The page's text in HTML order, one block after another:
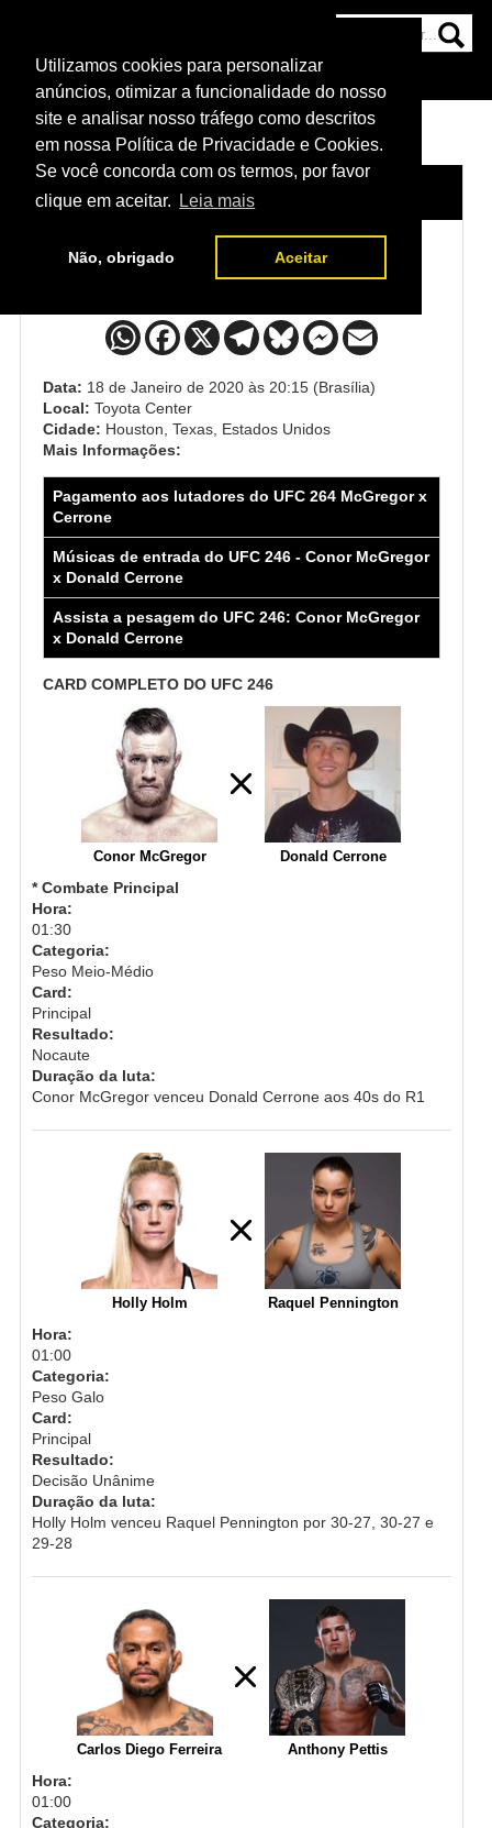
Utilizamos cookies para personalizar
anúncios, otimizar a funcionalidade do nosso
site e analisar nosso tráfego como descritos
em nossa Política de Privacidade e Cookies.
Se você concorda com os termos, por favor
clique em aceitar.
Leia mais
Não, obrigado Aceitar
NOTÍCIAS
HOME EVENTO / UFC 246
UFC 246
Data: 18 de Janeiro de 2020 às 20:15 (Brasília)
Local: Toyota Center
Cidade: Houston, Texas, Estados Unidos
Mais Informações:
Pagamento aos lutadores do UFC 264 McGregor x
Cerrone
Músicas de entrada do UFC 246 - Conor McGregor
x Donald Cerrone
Assista a pesagem do UFC 246: Conor McGregor
x Donald Cerrone
CARD COMPLETO DO UFC 246
Conor McGregor Donald Cerrone
* Combate Principal
Hora:
01:30
Categoria:
Peso Meio-Médio
Card:
Principal
Resultado:
Nocaute
Duração da luta:
Conor McGregor venceu Donald Cerrone aos 40s do R1
Holly Holm Raquel Pennington
Hora:
01:00
Categoria:
Peso Galo
Card:
Principal
Resultado:
Decisão Unânime
Duração da luta:
Holly Holm venceu Raquel Pennington por 30-27, 30-27 e
29-28
Carlos Diego Ferreira Anthony Pettis
Hora:
01:00
Categoria: